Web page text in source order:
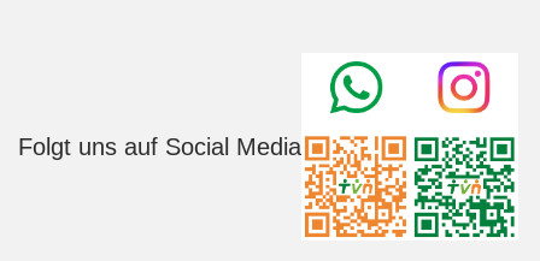
Folgt uns auf Social Media